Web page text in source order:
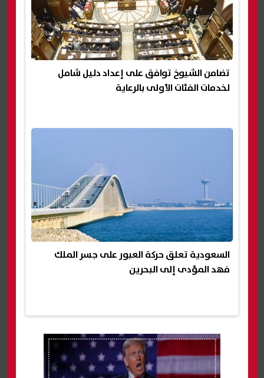
تضامن الشيوخ توافق على إعداد دليل شامل
لخدمات الفئات الأولى بالرعاية
السعودية تعلق حركة العبور على جسر الملك
فهد المؤدى إلى البحرين